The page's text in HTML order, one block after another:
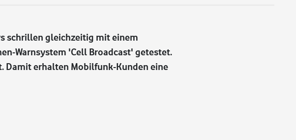
schrillen gleichzeitig mit einem
Warnsystem 'Cell Broadcast' getestet.
Damit erhalten Mobilfunk-Kunden eine